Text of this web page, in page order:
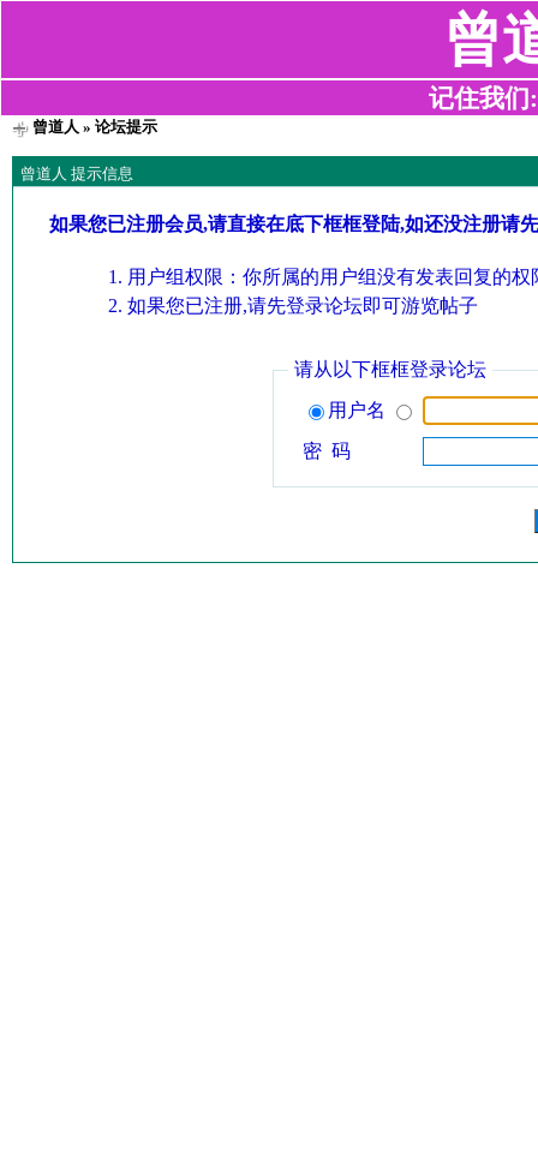
曾
记住我们
曾道人 » 论坛提示
曾道人 提示信息
如果您已注册会员,请直接在底下框框登陆,如还没注册请
用户组权限：你所属的用户组没有发表回复的权
如果您已注册,请先登录论坛即可游览帖子
请从以下框框登录论坛
用户名
密 码